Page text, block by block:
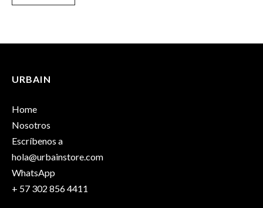
URBAIN
Home
Nosotros
Escríbenos a
hola@urbainstore.com
WhatsApp
+ 57 302 856 4411